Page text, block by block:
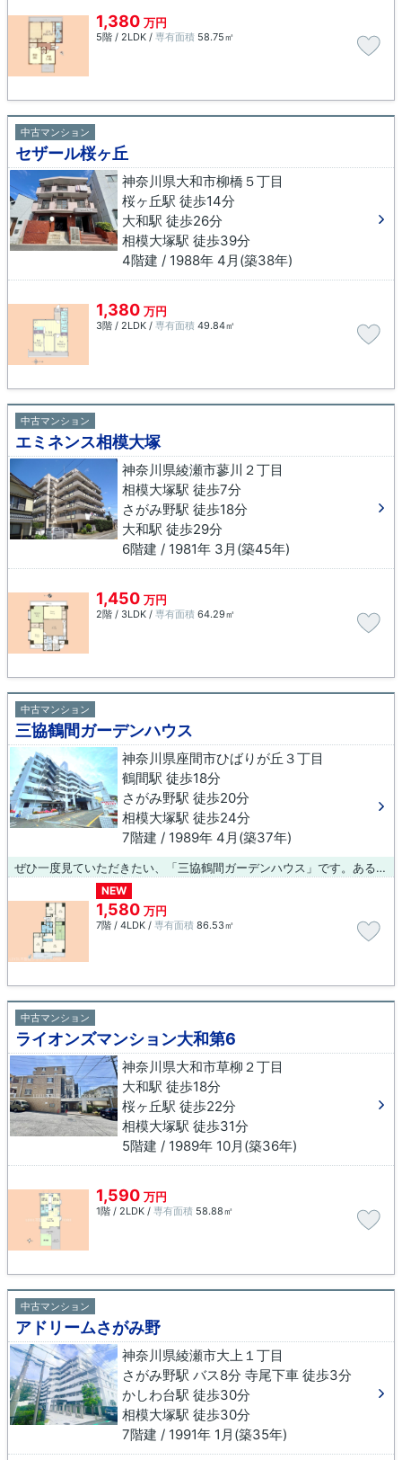
1,380 万円
5階 / 2LDK / 専有面積 58.75㎡
中古マンション
セザール桜ヶ丘
神奈川県大和市柳橋５丁目
桜ヶ丘駅 徒歩14分
大和駅 徒歩26分
相模大塚駅 徒歩39分
4階建 / 1988年 4月(築38年)
1,380 万円
3階 / 2LDK / 専有面積 49.84㎡
中古マンション
エミネンス相模大塚
神奈川県綾瀬市蓼川２丁目
相模大塚駅 徒歩7分
さがみ野駅 徒歩18分
大和駅 徒歩29分
6階建 / 1981年 3月(築45年)
1,450 万円
2階 / 3LDK / 専有面積 64.29㎡
中古マンション
三協鶴間ガーデンハウス
神奈川県座間市ひばりが丘３丁目
鶴間駅 徒歩18分
さがみ野駅 徒歩20分
相模大塚駅 徒歩24分
7階建 / 1989年 4月(築37年)
ぜひ一度見ていただきたい、「三協鶴間ガーデンハウス」です。あると何かと便利な、エレベーターのある物件となっています。中古マンションなら、物件の購入もスムーズです。不動産のことでお悩みなら、先ずは当社をお尋ねください。経験豊富なプロのスタッフがお客様のお悩みを解消いたします。ご連絡はメール又はお電話にてお待ちしております。
NEW
1,580 万円
7階 / 4LDK / 専有面積 86.53㎡
中古マンション
ライオンズマンション大和第6
神奈川県大和市草柳２丁目
大和駅 徒歩18分
桜ヶ丘駅 徒歩22分
相模大塚駅 徒歩31分
5階建 / 1989年 10月(築36年)
1,590 万円
1階 / 2LDK / 専有面積 58.88㎡
中古マンション
アドリームさがみ野
神奈川県綾瀬市大上１丁目
さがみ野駅 バス8分 寺尾下車 徒歩3分
かしわ台駅 徒歩30分
相模大塚駅 徒歩30分
7階建 / 1991年 1月(築35年)